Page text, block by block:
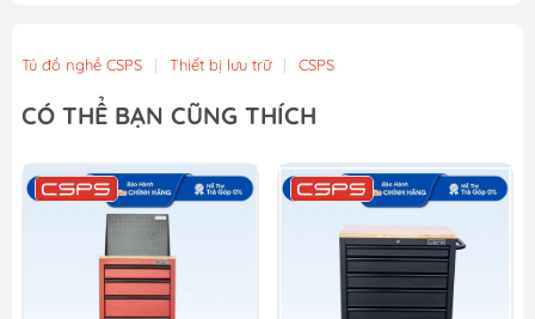
Tủ đồ nghề CSPS | Thiết bị lưu trữ | CSPS
CÓ THỂ BẠN CŨNG THÍCH